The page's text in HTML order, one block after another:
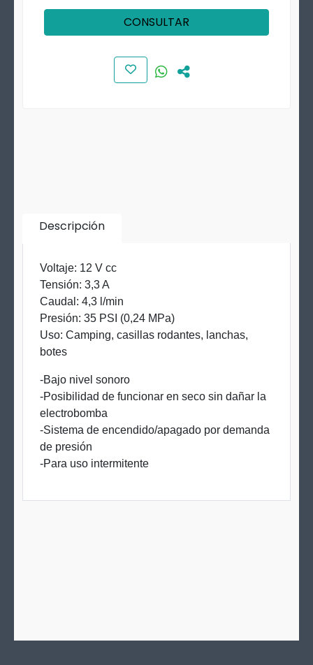
CONSULTAR
Descripción
Voltaje: 12 V cc
Tensión: 3,3 A
Caudal: 4,3 l/min
Presión: 35 PSI (0,24 MPa)
Uso: Camping, casillas rodantes, lanchas,
botes
-Bajo nivel sonoro
-Posibilidad de funcionar en seco sin dañar la
electrobomba
-Sistema de encendido/apagado por demanda
de presión
-Para uso intermitente